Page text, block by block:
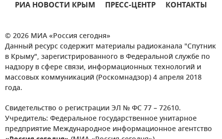
РИА НОВОСТИ КРЫМ ПРЕСС-ЦЕНТР КОНТАКТЫ
© 2026 МИА «Россия сегодня»
Данный ресурс содержит материалы радиоканала "Спутник
в Крыму", зарегистрированного в Федеральной службе по
надзору в сфере связи, информационных технологий и
массовых коммуникаций (Роскомнадзор) 4 апреля 2018
года.
Свидетельство о регистрации ЭЛ № ФС 77 – 72610.
Учредитель: Федеральное государственное унитарное
предприятие Международное информационное агентство